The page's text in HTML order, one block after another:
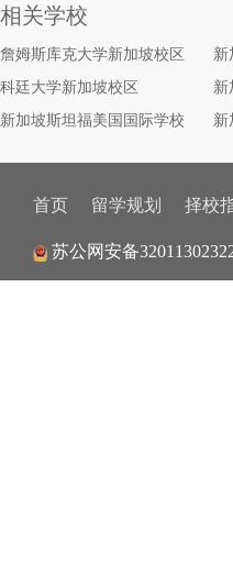
相关学校
詹姆斯库克大学新加坡校区 新
科廷大学新加坡校区
新
新加坡斯坦福美国国际学校
新
首页 留学规划 择校
苏公网安备